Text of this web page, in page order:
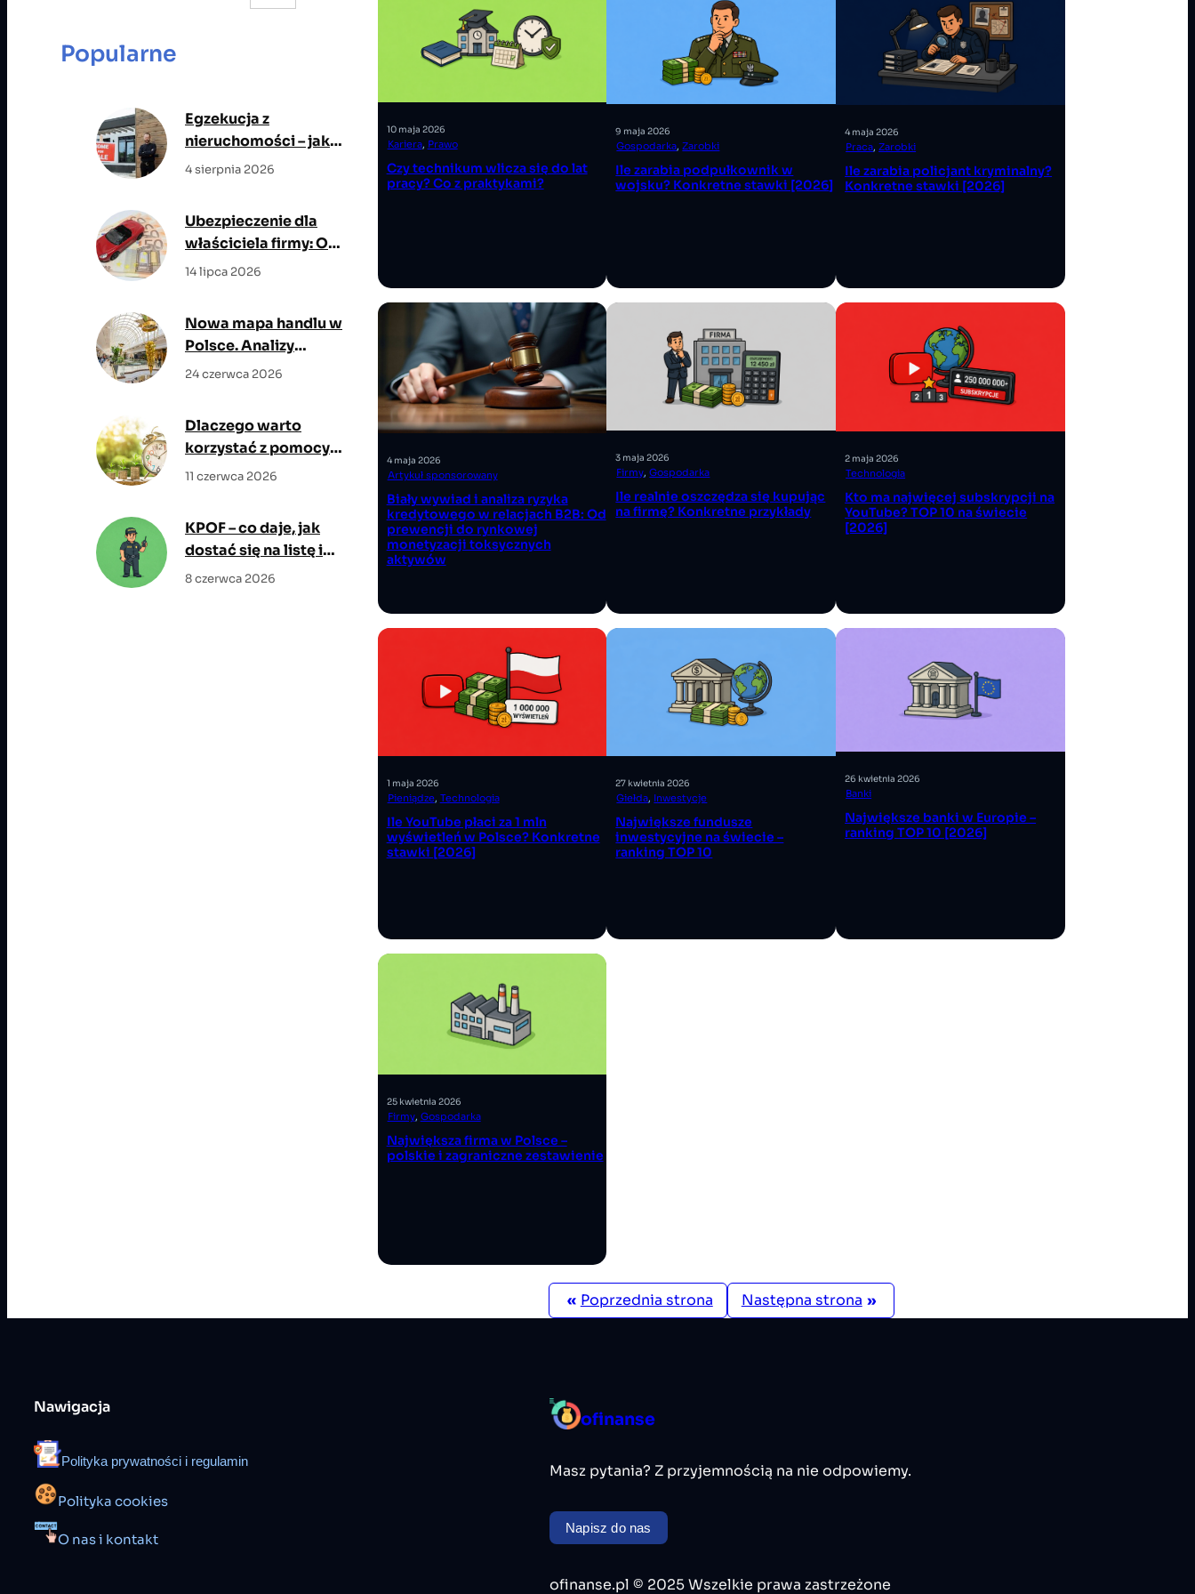
c
Popularne
Egzekucja z
nieruchomości – jak
przebiega i jakie ma
4 sierpnia 2026
Ubezpieczenie dla
właściciela firmy: OC
zawodowe, NNW,
planie ochrony
14 lipca 2026
Nowa mapa handlu w
Polsce. Analizy
rynkowe wskazują
24 czerwca 2026
Dlaczego warto
korzystać z pomocy
eksperta
11 czerwca 2026
KPOF – co daje, jak
dostać się na listę i
jakie są wymagania?
8 czerwca 2026
10 maja 2026
Kariera, Prawo
Czy technikum wlicza się do lat
pracy? Co z praktykami?
9 maja 2026
Gospodarka, Zarobki
Ile zarabia podpułkownik w
wojsku? Konkretne stawki [2026]
4 maja 2026
Praca, Zarobki
Ile zarabia policjant kryminalny?
Konkretne stawki [2026]
4 maja 2026
Artykuł sponsorowany
Biały wywiad i analiza ryzyka
kredytowego w relacjach B2B: Od
prewencji do rynkowej
monetyzacji toksycznych
aktywów
3 maja 2026
Firmy, Gospodarka
Ile realnie oszczędza się kupując
na firmę? Konkretne przykłady
2 maja 2026
Technologia
Kto ma najwięcej subskrypcji na
YouTube? TOP 10 na świecie
[2026]
1 maja 2026
Pieniądze, Technologia
Ile YouTube płaci za 1 mln
wyświetleń w Polsce? Konkretne
stawki [2026]
27 kwietnia 2026
Giełda, Inwestycje
Największe fundusze
inwestycyjne na świecie –
ranking TOP 10
26 kwietnia 2026
Banki
Największe banki w Europie –
ranking TOP 10 [2026]
25 kwietnia 2026
Firmy, Gospodarka
Największa firma w Polsce –
polskie i zagraniczne zestawienie
« Poprzednia strona Następna strona »
Nawigacja
Polityka prywatności i regulamin
Polityka cookies
O nas i kontakt
ofinanse
Masz pytania? Z przyjemnością na nie odpowiemy.
Napisz do nas
ofinanse.pl © 2025 Wszelkie prawa zastrzeżone